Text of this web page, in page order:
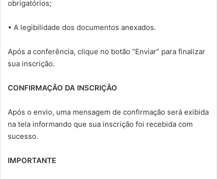
obrigatórios;
• A legibilidade dos documentos anexados.
Após a conferência, clique no botão “Enviar” para finalizar
sua inscrição.
CONFIRMAÇÃO DA INSCRIÇÃO
Após o envio, uma mensagem de confirmação será exibida
na tela informando que sua inscrição foi recebida com
sucesso.
IMPORTANTE